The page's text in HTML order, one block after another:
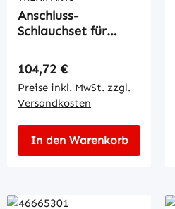
Anschluss-
Schlauchset für
Regulärer Preis:
104,72 €
Preise inkl. MwSt. zzgl.
Versandkosten
In den Warenkorb